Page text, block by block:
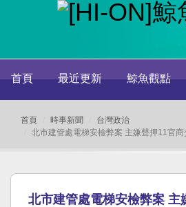
首頁 最近更新 鯨魚觀點
首頁 時事新聞
台灣政治
北市建管處電梯安檢弊案 主嫌聲押11官商
北市建管處電梯安檢弊案 主